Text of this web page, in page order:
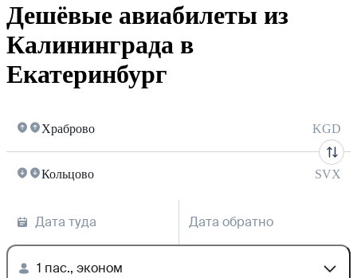
Дешёвые авиабилеты из
Калининграда в
Екатеринбург
Храброво KGD
Кольцово SVX
Дата туда Дата обратно
1 пас., эконом